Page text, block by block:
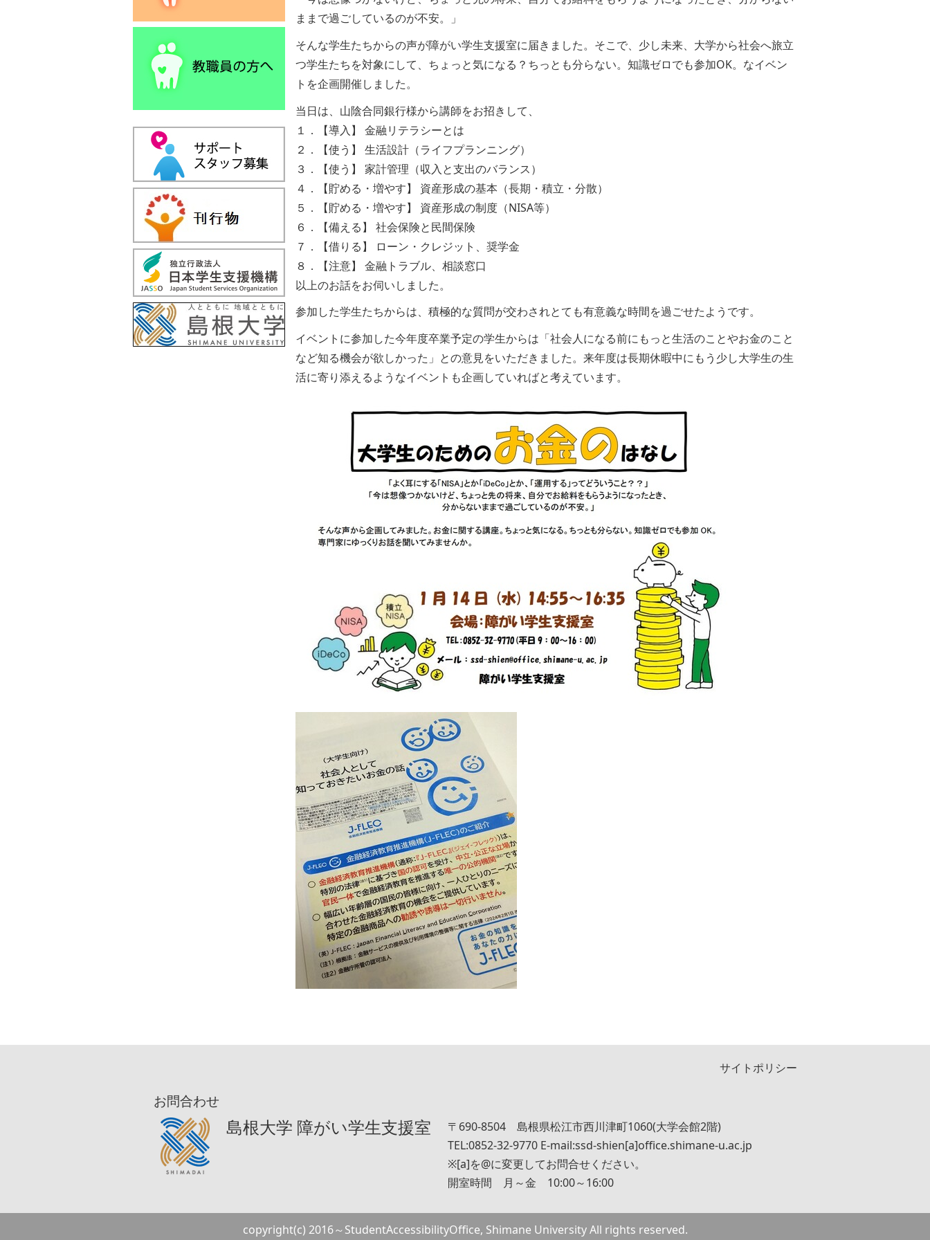
ままで過ごしているのが不安。」
そんな学生たちからの声が障がい学生支援室に届きました。そこで、少し未来、大学から社会へ旅立
つ学生たちを対象にして、ちょっと気になる？ちっとも分らない。知識ゼロでも参加OK。なイベン
トを企画開催しました。
当日は、山陰合同銀行様から講師をお招きして、
１．【導入】 金融リテラシーとは
２．【使う】 生活設計（ライフプランニング）
３．【使う】 家計管理（収入と支出のバランス）
４．【貯める・増やす】 資産形成の基本（長期・積立・分散）
５．【貯める・増やす】 資産形成の制度（NISA等）
６．【備える】 社会保険と民間保険
７．【借りる】 ローン・クレジット、奨学金
８．【注意】 金融トラブル、相談窓口
以上のお話をお伺いしました。
参加した学生たちからは、積極的な質問が交わされとても有意義な時間を過ごせたようです。
イベントに参加した今年度卒業予定の学生からは「社会人になる前にもっと生活のことやお金のこと
など知る機会が欲しかった」との意見をいただきました。来年度は長期休暇中にもう少し大学生の生
活に寄り添えるようなイベントも企画していればと考えています。
サイトポリシー
お問合わせ
島根大学 障がい学生支援室
〒690-8504 島根県松江市西川津町1060(大学会館2階)
TEL:0852-32-9770 E-mail:ssd-shien[a]office.shimane-u.ac.jp
※[a]を@に変更してお問合せください。
開室時間 月～金 10:00～16:00
copyright(c) 2016～StudentAccessibilityOffice, Shimane University All rights reserved.